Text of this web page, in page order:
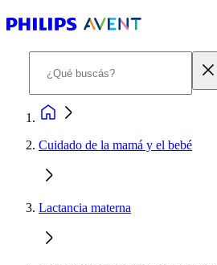
Cuidado de la mamá y el bebé
Lactancia materna